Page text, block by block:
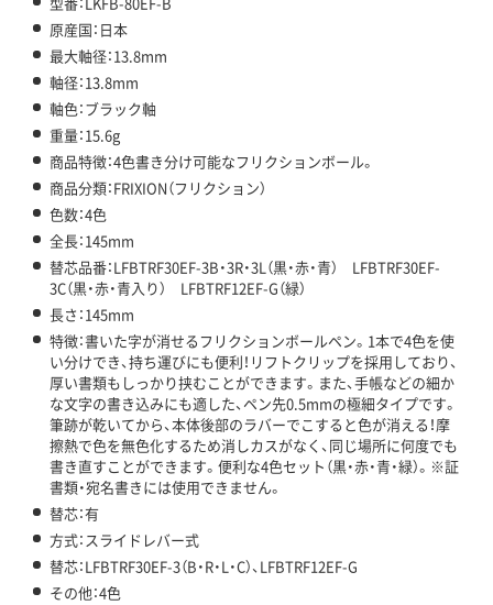
原産国：日本
最大軸径：13.8mm
軸径：13.8mm
軸色：ブラック軸
重量：15.6g
商品特徴：4色書き分け可能なフリクションボール。
商品分類：FRIXION（フリクション）
色数：4色
全長：145mm
替芯品番：LFBTRF30EF-3B・3R・3L（黒・赤・青） LFBTRF30EF-
3C（黒・赤・青入り） LFBTRF12EF-G（緑）
長さ：145mm
特徴：書いた字が消せるフリクションボールペン。1本で4色を使
い分けでき、持ち運びにも便利！リフトクリップを採用しており、
厚い書類もしっかり挟むことができます。また、手帳などの細か
な文字の書き込みにも適した、ペン先0.5mmの極細タイプです。
筆跡が乾いてから、本体後部のラバーでこすると色が消える！摩
擦熱で色を無色化するため消しカスがなく、同じ場所に何度でも
書き直すことができます。便利な4色セット（黒・赤・青・緑）。※証
書類・宛名書きには使用できません。
替芯：有
方式：スライドレバー式
替芯：LFBTRF30EF-3（B・R・L・C）、LFBTRF12EF-G
その他：4色